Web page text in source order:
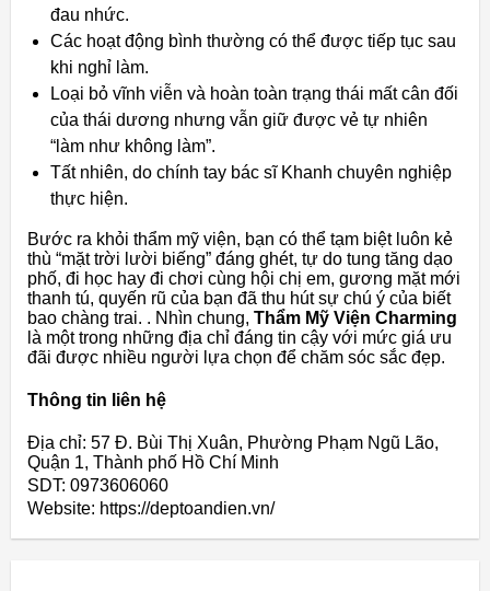
đau nhức.
Các hoạt động bình thường có thể được tiếp tục sau
khi nghỉ làm.
Loại bỏ vĩnh viễn và hoàn toàn trạng thái mất cân đối
của thái dương nhưng vẫn giữ được vẻ tự nhiên
“làm như không làm”.
Tất nhiên, do chính tay bác sĩ Khanh chuyên nghiệp
thực hiện.
Bước ra khỏi thẩm mỹ viện, bạn có thể tạm biệt luôn kẻ
thù “mặt trời lười biếng” đáng ghét, tự do tung tăng dạo
phố, đi học hay đi chơi cùng hội chị em, gương mặt mới
thanh tú, quyến rũ của bạn đã thu hút sự chú ý của biết
bao chàng trai. . Nhìn chung, Thẩm Mỹ Viện Charming
là một trong những địa chỉ đáng tin cậy với mức giá ưu
đãi được nhiều người lựa chọn để chăm sóc sắc đẹp.
Thông tin liên hệ
Địa chỉ: 57 Đ. Bùi Thị Xuân, Phường Phạm Ngũ Lão,
Quận 1, Thành phố Hồ Chí Minh
SDT: 0973606060
Website: https://deptoandien.vn/